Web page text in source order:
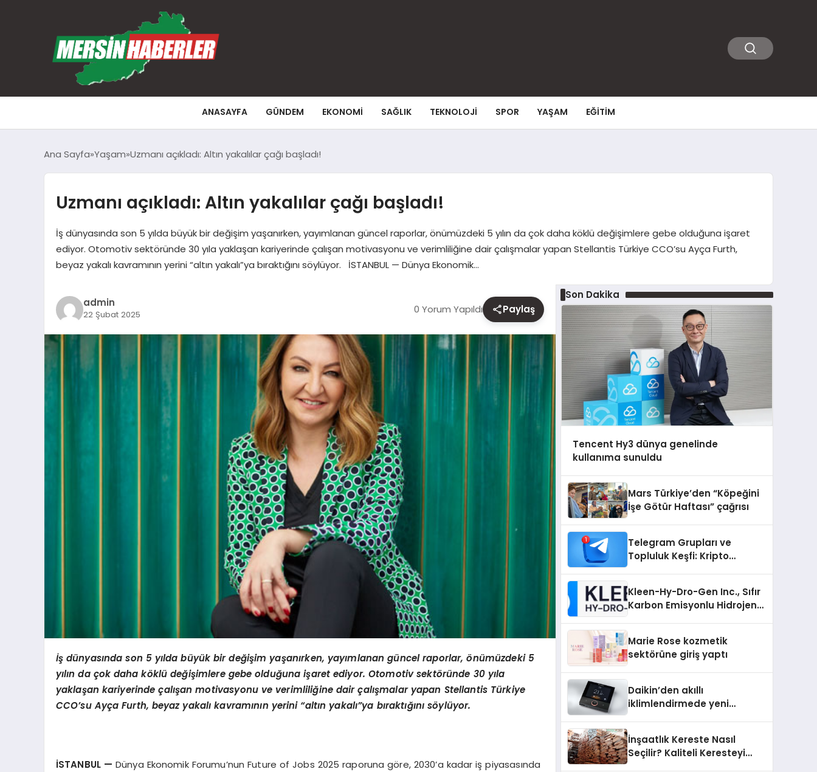
ANASAYFA GÜNDEM EKONOMI SAĞLIK TEKNOLOJI SPOR YAŞAM EĞITIM
Ana Sayfa Yaşam Uzmanı açıkladı: Altın yakalılar çağı başladı!
Uzmanı açıkladı: Altın yakalılar çağı başladı!
İş dünyasında son 5 yılda büyük bir değişim yaşanırken, yayımlanan güncel raporlar, önümüzdeki 5 yılın da çok daha köklü değişimlere gebe olduğuna işaret
ediyor. Otomotiv sektöründe 30 yıla yaklaşan kariyerinde çalışan motivasyonu ve verimliliğine dair çalışmalar yapan Stellantis Türkiye CCO’su Ayça Furth,
beyaz yakalı kavramının yerini “altın yakalı”ya bıraktığını söylüyor. İSTANBUL — Dünya Ekonomik…
admin
22 Şubat 2025 0 Yorum Yapıldı Paylaş
İş dünyasında son 5 yılda büyük bir değişim yaşanırken, yayımlanan güncel raporlar, önümüzdeki 5
yılın da çok daha köklü değişimlere gebe olduğuna işaret ediyor. Otomotiv sektöründe 30 yıla
yaklaşan kariyerinde çalışan motivasyonu ve verimliliğine dair çalışmalar yapan Stellantis Türkiye
CCO’su Ayça Furth, beyaz yakalı kavramının yerini “altın yakalı”ya bıraktığını söylüyor.
İSTANBUL — Dünya Ekonomik Forumu’nun Future of Jobs 2025 raporuna göre, 2030’a kadar iş piyasasında
Son Dakika
Tencent Hy3 dünya genelinde
kullanıma sunuldu
Mars Türkiye’den “Köpeğini
İşe Götür Haftası” çağrısı
Telegram Grupları ve
Topluluk Keşfi: Kripto
Kleen-Hy-Dro-Gen Inc., Sıfır
Karbon Emisyonlu Hidrojen
Aldı
Marie Rose kozmetik
sektörüne giriş yaptı
Daikin’den akıllı
iklimlendirmede yeni
İnşaatlık Kereste Nasıl
Seçilir? Kaliteli Keresteyi